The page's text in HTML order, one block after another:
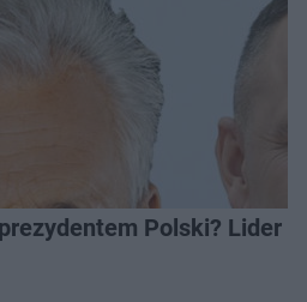
Polski? Lider